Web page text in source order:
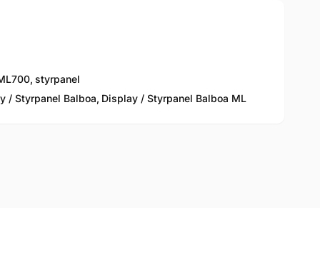
, styrpanel
/ Styrpanel Balboa, Display / Styrpanel Balboa ML